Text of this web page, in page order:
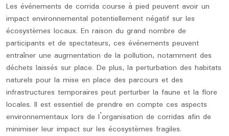
Les événements de corrida course à pied peuvent avoir un
impact environnemental potentiellement négatif sur les
écosystèmes locaux. En raison du grand nombre de
participants et de spectateurs, ces événements peuvent
entraîner une augmentation de la pollution, notamment des
déchets laissés sur place. De plus, la perturbation des habitats
naturels pour la mise en place des parcours et des
infrastructures temporaires peut perturber la faune et la flore
locales. Il est essentiel de prendre en compte ces aspects
environnementaux lors de l’organisation de corridas afin de
minimiser leur impact sur les écosystèmes fragiles.